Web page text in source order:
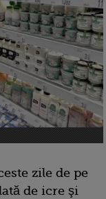
zile de pe
de icre şi